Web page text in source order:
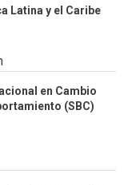
Latina y el Caribe
en Cambio
(SBC)